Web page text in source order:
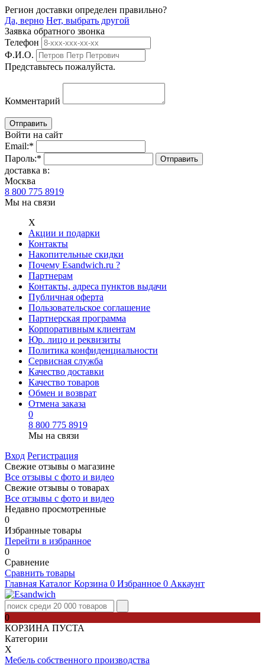
Регион доставки определен правильно?
Да, верно Нет, выбрать другой
Заявка обратного звонка
Телефон
Ф.И.О.
Представьтесь пожалуйста.
Комментарий
Войти на сайт
Email:*
Пароль:*
доставка в:
Москва
8 800 775 8919
Мы на связи
Х
Акции и подарки
Контакты
Накопительные скидки
Почему Esandwich.ru ?
Партнерам
Контакты, адреса пунктов выдачи
Публичная оферта
Пользовательское соглашение
Партнерская программа
Корпоративным клиентам
Юр. лицо и реквизиты
Политика конфиденциальности
Сервисная служба
Качество доставки
Качество товаров
Обмен и возврат
Отмена заказа
0
8 800 775 8919
Мы на связи
Вход Регистрация
Свежие отзывы о магазине
Все отзывы с фото и видео
Свежие отзывы о товарах
Все отзывы c фото и видео
Недавно просмотренные
0
Избранные товары
Перейти в избранное
0
Сравнение
Сравнить товары
Главная Каталог Корзина 0 Избранное 0 Аккаунт
0
КОРЗИНА ПУСТА
Категории
Х
Мебель собственного производства